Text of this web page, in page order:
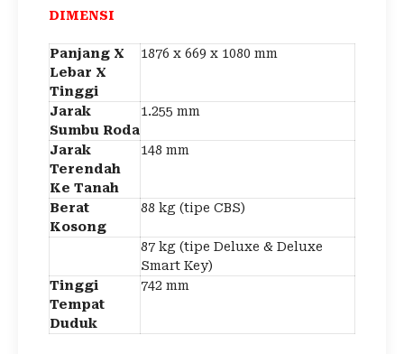
DIMENSI
Panjang X
Lebar X
Tinggi
1876 x 669 x 1080 mm
Jarak
Sumbu Roda
1.255 mm
Jarak
Terendah
Ke Tanah
148 mm
Berat
Kosong
88 kg (tipe CBS)
87 kg (tipe Deluxe & Deluxe
Smart Key)
Tinggi
Tempat
Duduk
742 mm